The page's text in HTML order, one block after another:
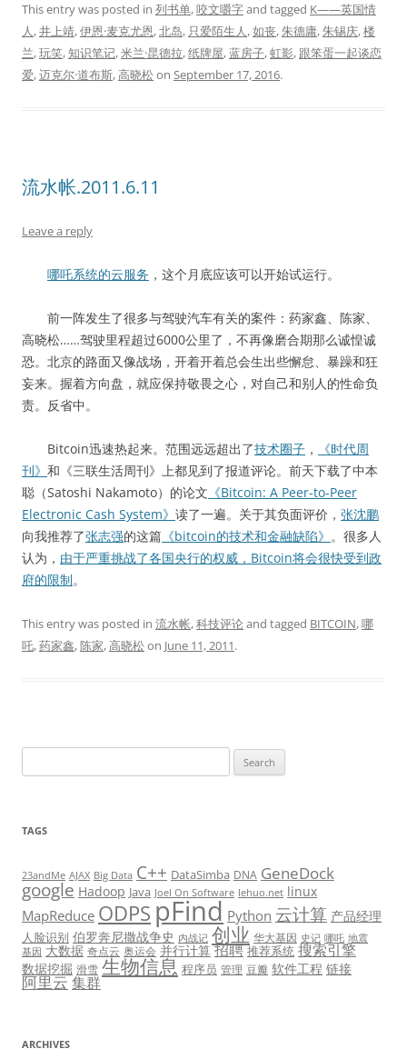
This entry was posted in 列书单,咬文嚼字and tagged K——英国情
人,井上靖,伊恩·麦克尤恩,北岛, 只爱陌生人,如丧,朱德庸,朱锡庆,楼
兰,玩笑,知识笔记,米兰·昆德拉,纸牌屋,蓝房子,虹影, 跟笨蛋一起谈恋
爱,迈克尔·道布斯,高晓松on September 17, 2016.
流水帐.2011.6.11
Leave a reply
哪吒系统的云服务 ，这个月底应该可以开始试运行。
前一阵发生了很多与驾驶汽车有关的案件：药家鑫、陈家、
高晓松……驾驶里程超过6000公里了，不再像磨合期那么诚惶诚
恐。北京的路面又像战场，开着开着总会生出些懈怠、暴躁和狂
妄来。握着方向盘，就应保持敬畏之心，对自己和别人的性命负
责。反省中。
Bitcoin迅速热起来。范围远远超出了技术圈子 ，
《时代周
刊》 和《三联生活周刊》上都见到了报道评论。前天下载了中本
聪（Satoshi Nakamoto）的论文 《Bitcoin: A Peer-to-Peer
Electronic Cash System》 读了一遍。关于其负面评价， 张沈鹏
向我推荐了张志强的这篇 《bitcoin的技术和金融缺陷》 。很多人
认为， 由于严重挑战了各国央行的权威，Bitcoin将会很快受到政
府的限制。
This entry was posted in 流水帐,科技评论and tagged BITCOIN,哪
吒,药家鑫,陈家,高晓松on June 11, 2011.
for:
TAGS
23andMe AJAX Big Data C++ DataSimba DNA GeneDock
google Hadoop Java Joel On Software lehuo.net linux
MapReduce ODPSpFind Python 云计算 产品经理
人脸识别 伯罗奔尼撒战争史 内战记 创业 华大基因 史记 哪吒 地震
基因 大数据 奇点云 奥运会 并行计算 招聘 推荐系统 搜索引擎
数据挖掘 滑雪 生物信息 程序员 管理 豆瓣 软件工程 链接
阿里云集群
ARCHIVES